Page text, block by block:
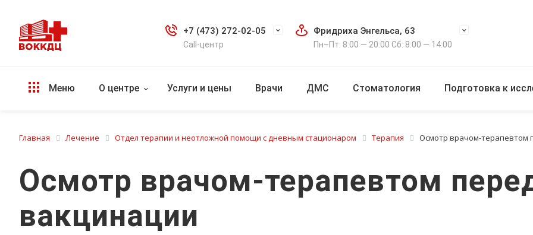
+7 (473) 272-02-05
Call-центр
Фридриха Энгельса, 63
Пн–Пт: 8:00 — 20:00 Сб: 8:00 — 14:00
Меню О центре Услуги и цены Врачи ДМС Стоматология Подготовка к
Главная Лечение Отдел терапии и неотложной помощи с дневным стационаром Терапия Осмотр врачом-терапевтом
Осмотр врачом-терапевтом
вакцинации